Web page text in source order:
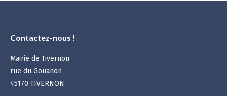
Contactez-nous !
Mairie de Tivernon
rue du Gouanon
45170 TIVERNON